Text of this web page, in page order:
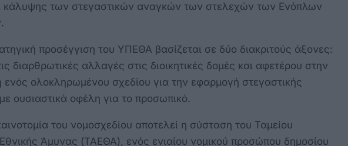
κάλυψης των στεγαστικών αναγκών των στελεχών των Ενόπλων
προσέγγιση του ΥΠΕΘΑ βασίζεται σε δύο διακριτούς άξονες:
διαρθρωτικές αλλαγές στις διοικητικές δομές και αφετέρου στην
ενός ολοκληρωμένου σχεδίου για την εφαρμογή στεγαστικής
ουσιαστικά οφέλη για το προσωπικό.
του νομοσχεδίου αποτελεί η σύσταση του Ταμείου
Άμυνας (ΤΑΕΘΑ), ενός ενιαίου νομικού προσώπου δημοσίου